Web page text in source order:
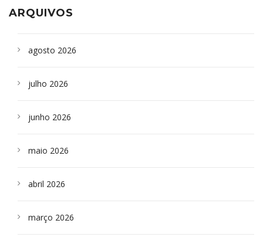
ARQUIVOS
agosto 2026
julho 2026
junho 2026
maio 2026
abril 2026
março 2026